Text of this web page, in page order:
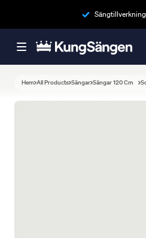
Hem All Products Sängar Sängar 120 Cm